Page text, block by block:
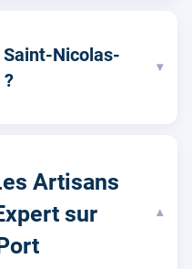
Nicolas-
▾
Artisans
sur
▾